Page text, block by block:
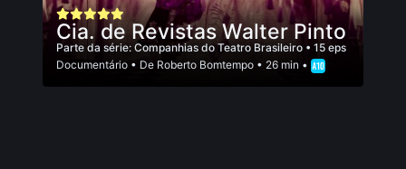
Cia. de Revistas Walter Pinto
Parte da série: Companhias do Teatro Brasileiro • 15 eps
Documentário • De Roberto Bomtempo • 26 min •